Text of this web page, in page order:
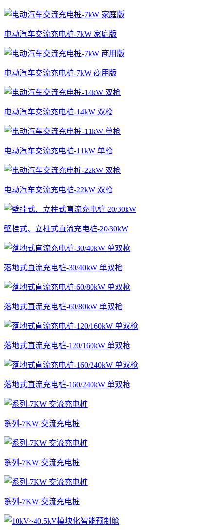
电动汽车交流充电桩-7kW 家庭版
电动汽车交流充电桩-7kW 商用版
电动汽车交流充电桩-14kW 双枪
电动汽车交流充电桩-11kW 单枪
电动汽车交流充电桩-22kW 双枪
壁挂式、立柱式直流充电桩-20/30kW
落地式直流充电桩-30/40kW 单双枪
落地式直流充电桩-60/80kW 单双枪
落地式直流充电桩-120/160kW 单双枪
落地式直流充电桩-160/240kW 单双枪
系列-7KW 交流充电桩
系列-7KW 交流充电桩
系列-7KW 交流充电桩